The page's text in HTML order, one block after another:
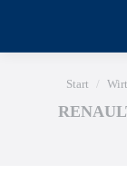
Sie
Start